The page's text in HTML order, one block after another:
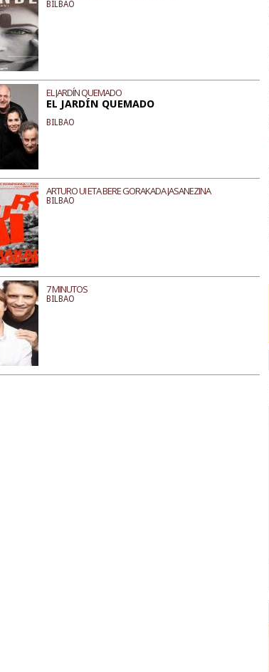
BILBAO
EL JARDÍN QUEMADO
EL JARDÍN QUEMADO
BILBAO
ARTURO UI ETA BERE GORAKADA JASANEZINA
BILBAO
7 MINUTOS
BILBAO